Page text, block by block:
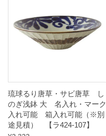
能
れ
可
能
（
琉球るり唐草・サビ唐草 し
のぎ浅鉢 大 名入れ・マーク
入れ可能 箱入れ可能（※別
途見積） 【ラ424-107】